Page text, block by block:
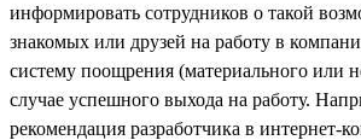
информировать сотрудников о такой
знакомых или друзей на работу в
систему поощрения (материального или
случае успешного выхода на работу.
рекомендация разработчика в интернет-